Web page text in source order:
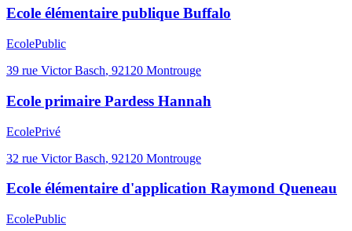
Ecole élémentaire publique Buffalo
EcolePublic
39 rue Victor Basch, 92120 Montrouge
Ecole primaire Pardess Hannah
EcolePrivé
32 rue Victor Basch, 92120 Montrouge
Ecole élémentaire d'application Raymond Queneau
EcolePublic